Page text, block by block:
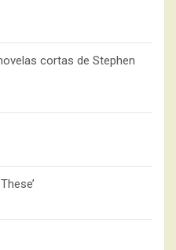
cortas de Stephen